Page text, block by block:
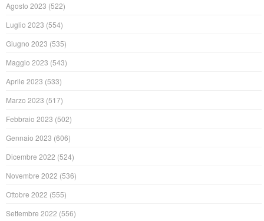
Agosto 2023 (522)
Luglio 2023 (554)
Giugno 2023 (535)
Maggio 2023 (543)
Aprile 2023 (533)
Marzo 2023 (517)
Febbraio 2023 (502)
Gennaio 2023 (606)
Dicembre 2022 (524)
Novembre 2022 (536)
Ottobre 2022 (555)
Settembre 2022 (556)